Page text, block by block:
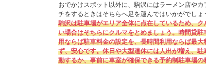
おでかけスポット以外に、駒沢にはラーメン店や
チをするときはそちらへ足を運んではいかがでしょ
駒沢は駐車場がエリア全体に点在しているため、
い場合はそちらにクルマをとめましょう。時間貸
用ならば駐車料金の設定を、長時間利用ならば最
ず、安心です。休日や大型連休には人出が増え、
動するか、事前に車室が確保できる予約制駐車場